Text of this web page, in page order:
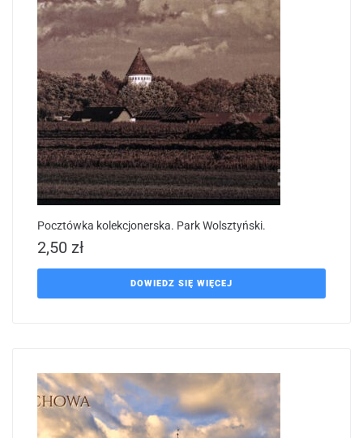
Pocztówka kolekcjonerska. Park Wolsztyński.
2,50 zł
DOWIEDZ SIĘ WIĘCEJ